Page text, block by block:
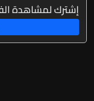
إشترك لمشاهدة